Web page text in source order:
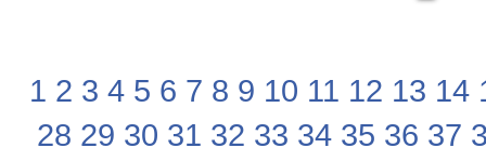
1 2 3 4 5 6 7 8 9 10 11 12 13 14
28 29 30 31 32 33 34 35 36 37